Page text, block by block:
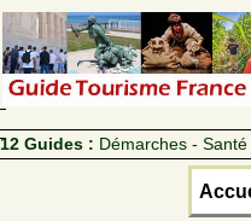
12 Guides : Démarches -